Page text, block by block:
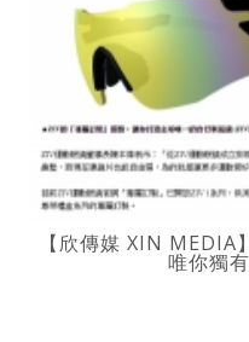
【欣傳媒 XIN
唯你獨